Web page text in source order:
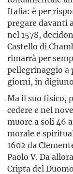
Italia: è per
pregare davanti
nel 1578,
Castello di
rimarrà per
pellegrinaggio a
giorni, in
Ma il suo fisico,
cedere e nel
muore a soli 46
morale e
1602 da
Paolo V. Da
Cripta del